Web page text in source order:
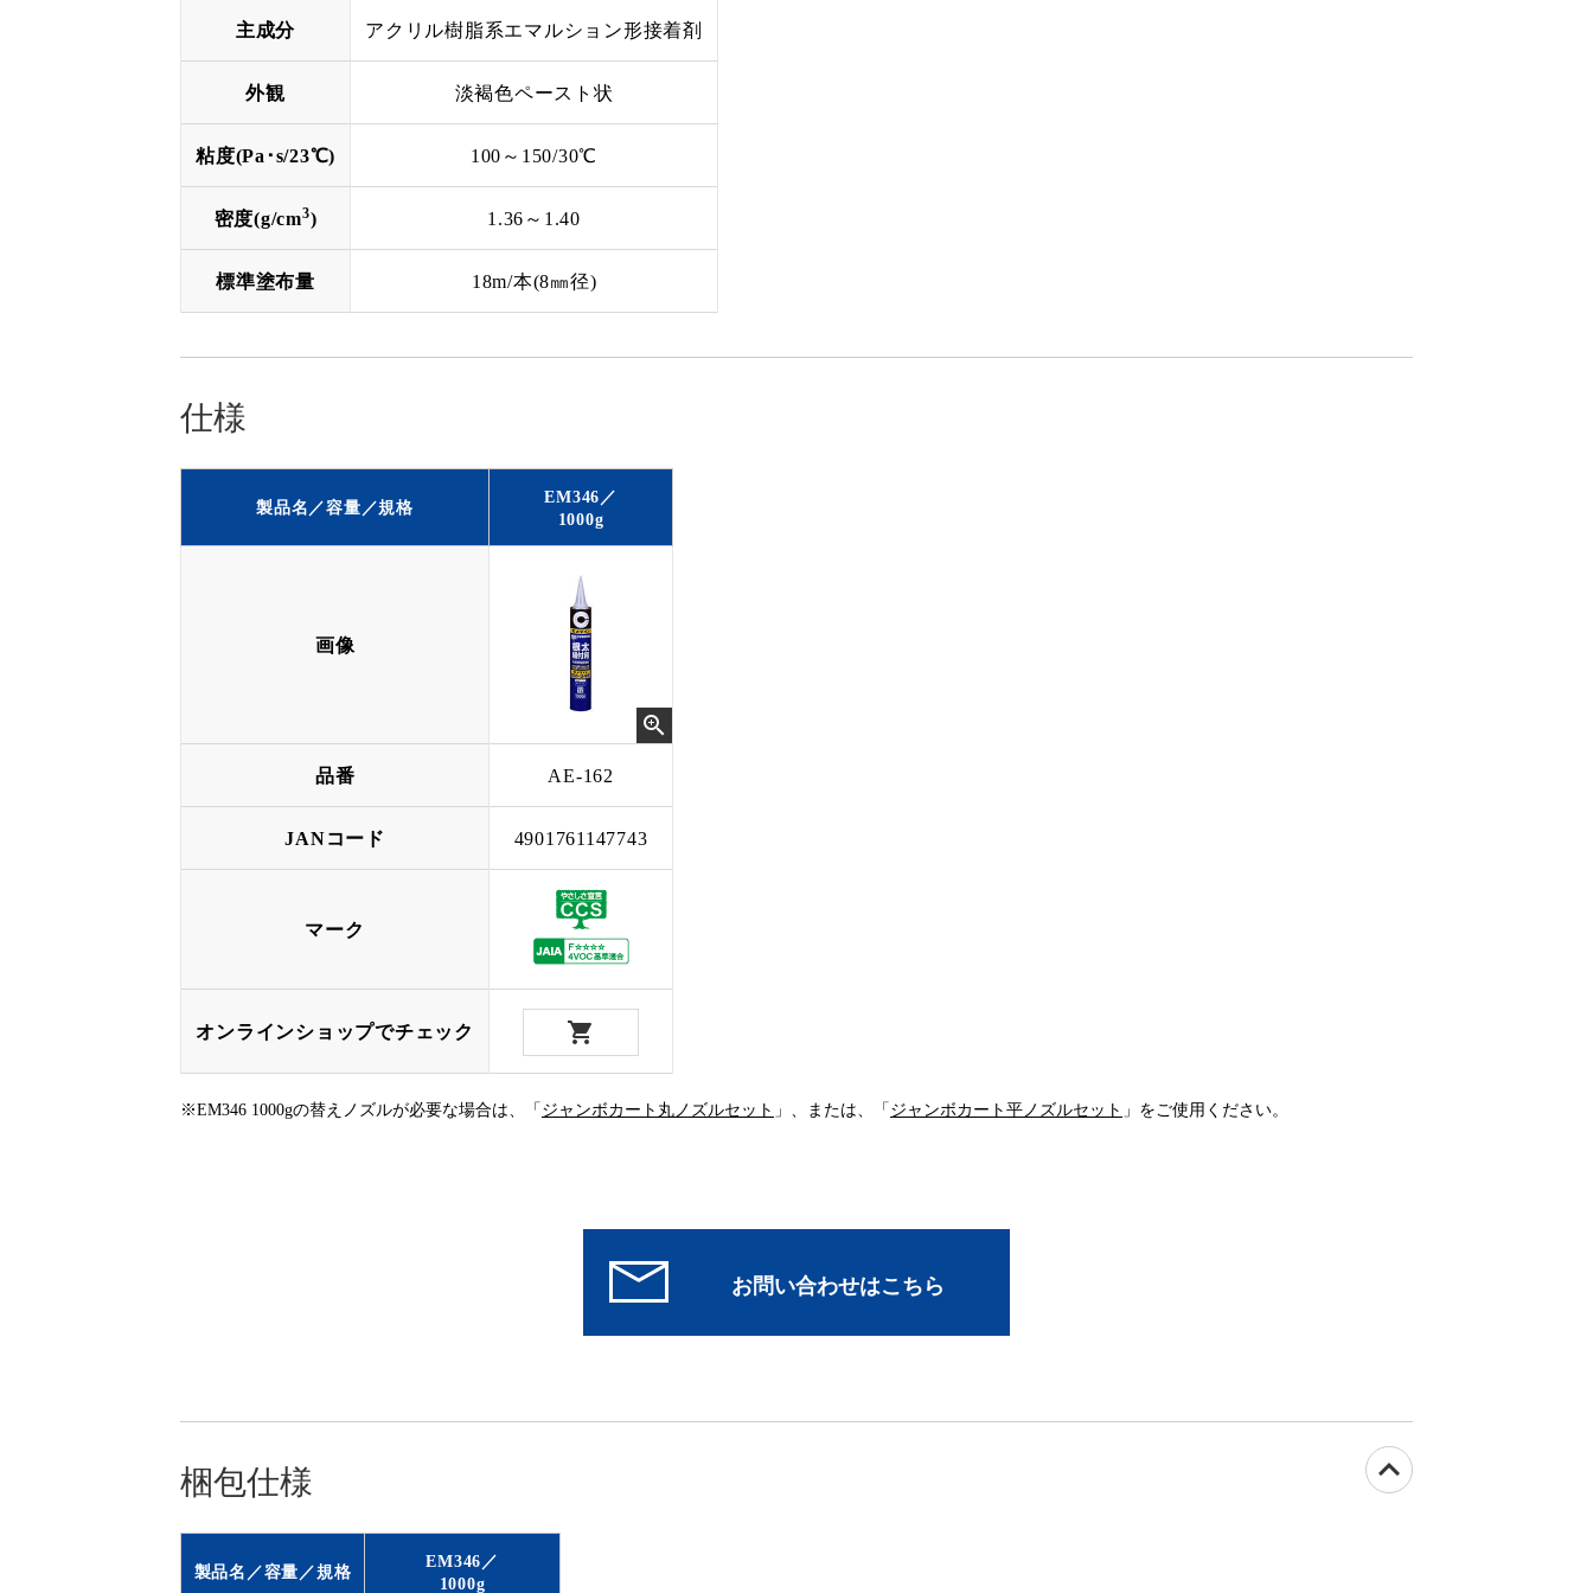
主成分 アクリル樹脂系エマルション形接着剤
外観 淡褐色ペースト状
粘度(Pa･s/23℃) 100～150/30℃
密度(g/cm3) 1.36～1.40
標準塗布量 18m/本(8㎜径)
仕様
製品名／容量／規格
EM346／
1000g
画像
品番 AE-162
JANコード 4901761147743
マーク
オンラインショップでチェック
※EM346 1000gの替えノズルが必要な場合は、「 ジャンボカート丸ノズルセット 」、または、「 ジャンボカート平ノズルセット 」をご使用ください。
梱包仕様
製品名／容量／規格
EM346／
1000g